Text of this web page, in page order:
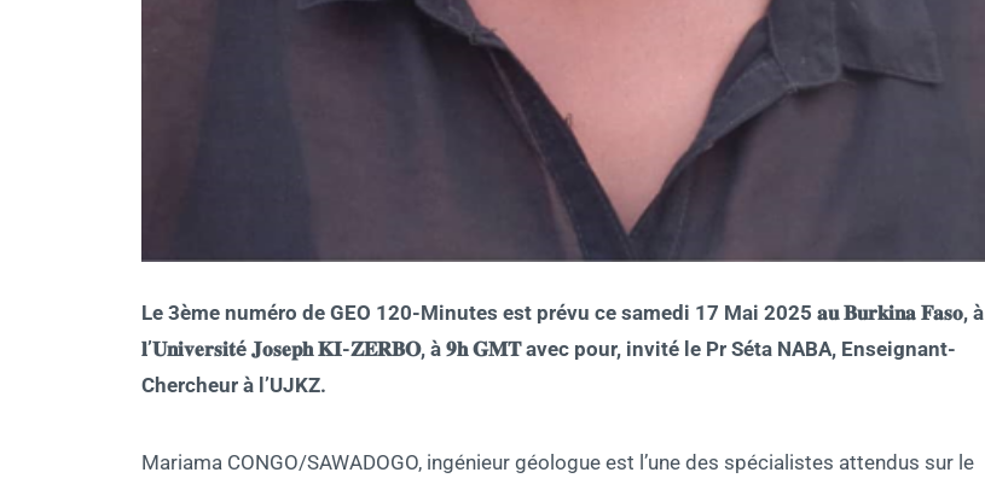
Le 3ème numéro de GEO 120-Minutes est prévu ce samedi 17 Mai 2025 𝐚𝐮 𝐁𝐮𝐫𝐤𝐢𝐧𝐚 𝐅𝐚𝐬𝐨, à
𝐥’𝐔𝐧𝐢𝐯𝐞𝐫𝐬𝐢𝐭é 𝐉𝐨𝐬𝐞𝐩𝐡 𝐊𝐈-𝐙𝐄𝐑𝐁𝐎, à 𝟗𝐡 𝐆𝐌𝐓 avec pour, invité le Pr Séta NABA, Enseignant-
Chercheur à l’UJKZ.
Mariama CONGO/SAWADOGO, ingénieur géologue est l’une des spécialistes attendus sur le